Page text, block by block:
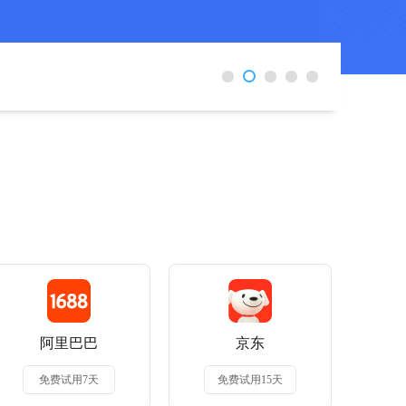
1 2 3 4 5
阿里巴巴
免费试用7天
京东
免费试用15天